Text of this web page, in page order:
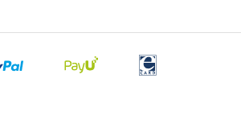
na odpowiednie